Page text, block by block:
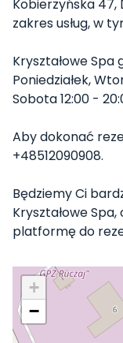
Kobierzyńska 47,
zakres usług, w
Kryształowe Spa
Poniedziałek,
Sobota 12:00 -
Aby dokonać
+48512090908.
Będziemy Ci
Kryształowe
platformę do
+
−